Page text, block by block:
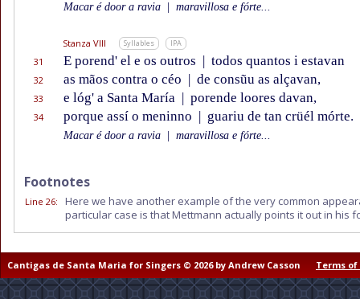
Macar é door a ravia maravillosa e fórte...
Stanza VIII Syllables IPA
31 E porend' el e os outros | todos quantos i estavan
32 as mãos contra o céo | de consũu as alçavan,
33 e lóg' a Santa María | porende loores davan,
34 porque assí o meninno | guariu de tan crüél mórte.
Macar é door a ravia maravillosa e fórte...
Footnotes
Line 26:
Here we have another example of the very common
particular case is that Mettmann actually points it out in his
Cantigas de Santa Maria for Singers © 2026 by Andrew Casson Terms of